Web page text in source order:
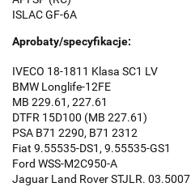
ISLAC GF-6A
Aprobaty/specyfikacje:
IVECO 18-1811 Klasa SC1 LV
BMW Longlife-12FE
MB 229.61, 227.61
DTFR 15D100 (MB 227.61)
PSA B71 2290, B71 2312
Fiat 9.55535-DS1, 9.55535-GS1
Ford WSS-M2C950-A
Jaguar Land Rover STJLR. 03.5007